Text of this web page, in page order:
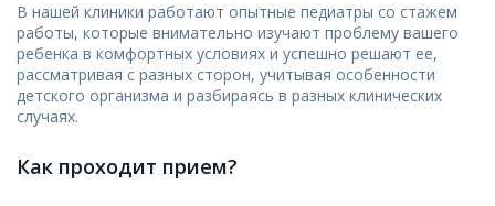
В нашей клиники работают опытные педиатры со стажем
работы, которые внимательно изучают проблему вашего
ребенка в комфортных условиях и успешно решают ее,
рассматривая с разных сторон, учитывая особенности
детского организма и разбираясь в разных клинических
случаях.
Как проходит прием?